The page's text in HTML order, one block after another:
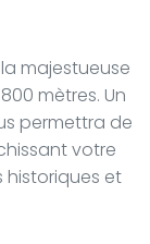
majestueuse
mètres. Un
permettra de
votre
historiques et